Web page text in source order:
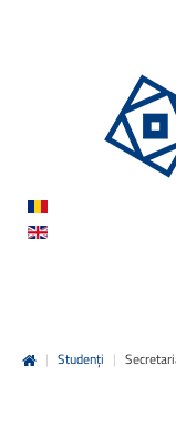
| Studenți |